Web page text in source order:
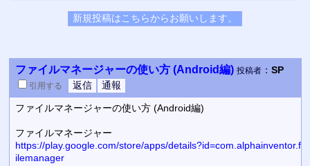
ファイルマネージャーの使い方 (Android編) 投稿者： SP
引用する
ファイルマネージャーの使い方 (Android編)
ファイルマネージャー
https://play.google.com/store/apps/details?id=com.alphainventor.f
ilemanager